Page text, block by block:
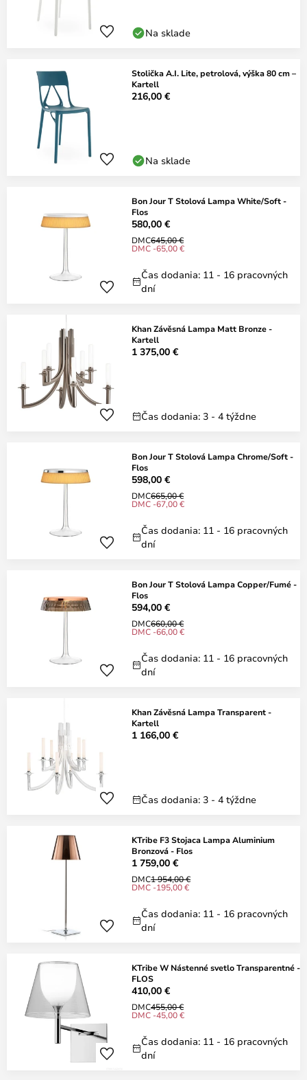
Na sklade
Stolička A.I. Lite, petrolová, výška 80 cm –
Kartell
216,00 €
Na sklade
Bon Jour T Stolová Lampa White/Soft -
Flos
580,00 €
DMC645,00 €
DMC -65,00 €
Čas dodania: 11 - 16 pracovných
dní
Khan Závěsná Lampa Matt Bronze -
Kartell
1 375,00 €
Čas dodania: 3 - 4 týždne
Bon Jour T Stolová Lampa Chrome/Soft -
Flos
598,00 €
DMC665,00 €
DMC -67,00 €
Čas dodania: 11 - 16 pracovných
dní
Bon Jour T Stolová Lampa Copper/Fumé -
Flos
594,00 €
DMC660,00 €
DMC -66,00 €
Čas dodania: 11 - 16 pracovných
dní
Khan Závěsná Lampa Transparent -
Kartell
1 166,00 €
Čas dodania: 3 - 4 týždne
KTribe F3 Stojaca Lampa Aluminium
Bronzová - Flos
1 759,00 €
DMC1 954,00 €
DMC -195,00 €
Čas dodania: 11 - 16 pracovných
dní
KTribe W Nástenné svetlo Transparentné -
FLOS
410,00 €
DMC455,00 €
DMC -45,00 €
Čas dodania: 11 - 16 pracovných
dní